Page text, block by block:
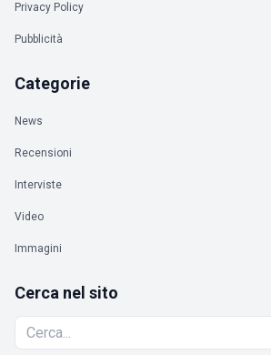
Privacy Policy
Pubblicità
Categorie
News
Recensioni
Interviste
Video
Immagini
Cerca nel sito